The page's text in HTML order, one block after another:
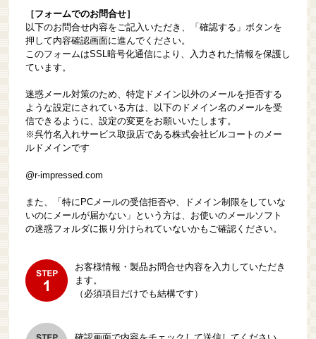
［フォームでのお問合せ］
以下のお問合せ内容をご記入いただき、「確認する」ボタンを
押して内容確認画面に進んでください。
このフォームはSSL暗号化通信により、入力された情報を保護し
ています。
迷惑メール対策のため、特定ドメイン以外のメールを拒否する
ような設定にされている方は、以下のドメイン名のメールを受
信できるように、設定の変更をお願いいたします。
※呉竹名入れサービス取扱店である株式会社ビルコートのメー
ルドメインです
@r-impressed.com
また、「特にPCメールの受信拒否や、ドメイン制限をしていな
いのにメールが届かない」という方は、お使いのメールソフト
の迷惑フォルダに振り分けられていないかもご確認ください。
お客様情報・製品お問合せ内容を入力していただき
ます。
（必須項目だけでも結構です）